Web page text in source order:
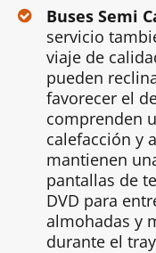
Buses Semi
servicio
viaje de
pueden
favorecer el
comprenden
calefacción y
mantienen
pantallas de
DVD para
almohadas y
durante el